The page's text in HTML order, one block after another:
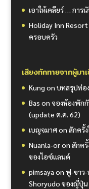
เอาให้เคลียร์ … การ
Holiday Inn
ครอบครัว
เสียงทักทายจากผู้มา
Kung on บทสรุปท่อ
Bas on จองห้องพัก
(update ต.ค. 62)
เบญจมาศon สักครั้
Nuanla-oron สักค
ของไอซ์แลนด์
pimsaya on ฟู-ขาว-
Shoryudo ของญี่ปุ่น